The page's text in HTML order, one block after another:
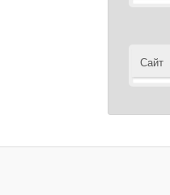
Сайт